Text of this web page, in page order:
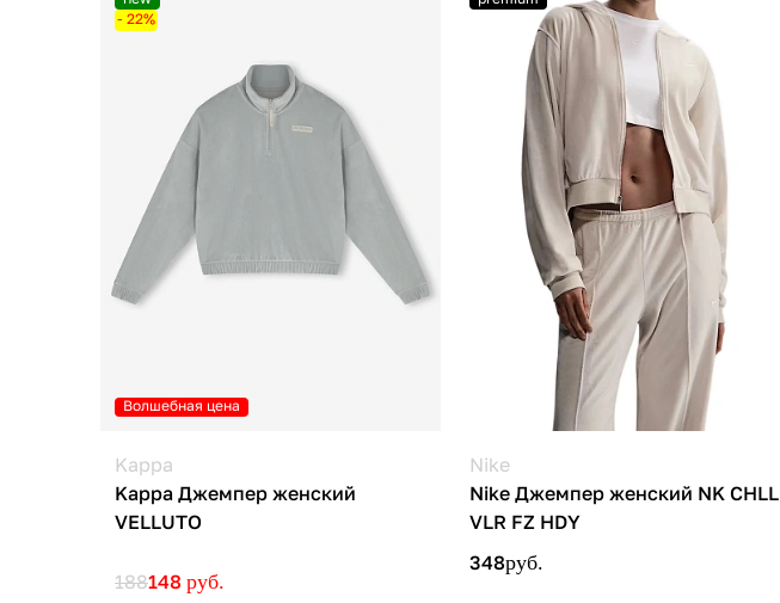
- 22%
Волшебная цена
Kappa
Kappa Джемпер женский
VELLUTO
188148 руб.
Nike
Nike Джемпер женский NK CHLL
VLR FZ HDY
348руб.